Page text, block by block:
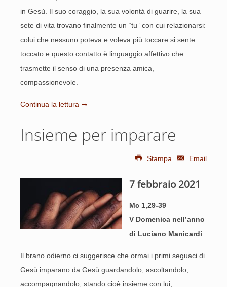
in Gesù. Il suo coraggio, la sua volontà di guarire, la sua
sete di vita trovano finalmente un “tu” con cui relazionarsi:
colui che nessuno poteva e voleva più toccare si sente
toccato e questo contatto è linguaggio affettivo che
trasmette il senso di una presenza amica,
compassionevole.
Continua la lettura
Insieme per imparare
Stampa Email
7 febbraio 2021
Mc 1,29-39
V Domenica nell’anno
di Luciano Manicardi
Il brano odierno ci suggerisce che ormai i primi seguaci di
Gesù imparano da Gesù guardandolo, ascoltandolo,
accompagnandolo, stando cioè insieme con lui,